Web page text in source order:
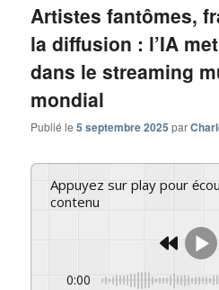
Artistes fantômes,
la diffusion : l’IA
dans le streaming
mondial
Publié le5 septembre 2025 par
Appuyez sur play pour écouter ce
contenu
0:00